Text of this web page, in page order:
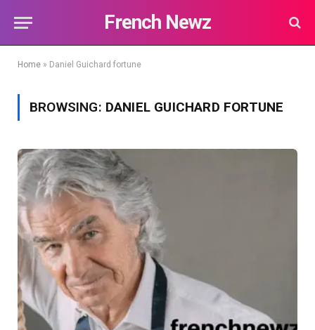
French Newz
Home » Daniel Guichard fortune
BROWSING: DANIEL GUICHARD FORTUNE